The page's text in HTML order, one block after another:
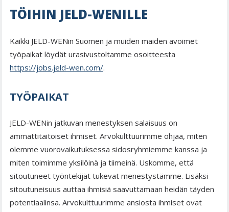
TÖIHIN JELD-WENILLE
Kaikki JELD-WENin Suomen ja muiden maiden avoimet
työpaikat löydät urasivustoltamme osoitteesta
https://jobs.jeld-wen.com/.
TYÖPAIKAT
JELD-WENin jatkuvan menestyksen salaisuus on
ammattitaitoiset ihmiset. Arvokulttuurimme ohjaa, miten
olemme vuorovaikutuksessa sidosryhmiemme kanssa ja
miten toimimme yksilöinä ja tiimeinä. Uskomme, että
sitoutuneet työntekijät tukevat menestystämme. Lisäksi
sitoutuneisuus auttaa ihmisiä saavuttamaan heidän täyden
potentiaalinsa. Arvokulttuurimme ansiosta ihmiset ovat